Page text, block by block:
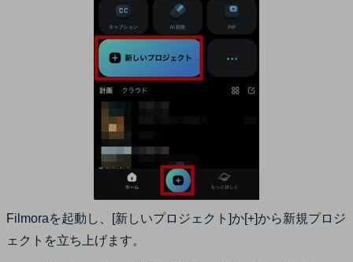
Filmoraを起動し、[新しいプロジェクト]か[+]から新規プロジ
ェクトを立ち上げます。